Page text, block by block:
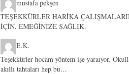
mustafa pekşen
TEŞEKKÜRLER HARİKA
İÇİN. EMEĞİNİZE SAĞLIK.
E.K.
Teşekkürler hocam yöntem işe yaraıyor.
akıllı tahtaları hep bu…